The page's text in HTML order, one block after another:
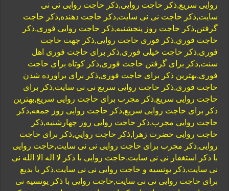
روایی سریع,ذکر حاجت روایی,ذکر حاجت روایی نی نی
سایت,ذکر حاجت نی نی سایت,ذکر حاجت دهنده,ذکر حاجت
گرفتن,ذکر حاجت روز پنجشنبه,ذکر حاجت روایی فوری,ذكر
حاجت فوري,ذکر فوری حاجت روایی,ذکر جهت حاجت
فوری,ذکر حاجت خیلی فوری,ذکر برای حاجت فوری اهل
سنت,ذکر برای گرفتن حاجت فوری,ذکر کوتاه برای حاجت
فوری,بهترین ذکر برای حاجت فوری,ذکر برای براورده شدن
حاجت فوری,ذکر حاجت روایی سریع نی نی سایت,ذکر برای
حاجت روایی سریع,ذکر مجرب برای حاجت روایی سریع,بهترین
ذکر برای حاجت روایی سریع,ذکر حاجت روایی روز جمعه,ذکر
حاجت روایی مجرب,ذکر حاجت روایی روز چهارشنبه,ذکر
حاجت روایی حضرت زهرا,ذكر حاجت روايي,ذکر برای حاجت
روایی,ذکر مجرب برای حاجت روایی نی نی سایت,حاجت روایی
با ذکر استغفار نی نی سایت,حاجت روایی با ذکر لا اله الا الله نی
نی سایت,ذکر یونسیه و حاجت روایی نی نی سایت,ذکر یا بدیع
برای حاجت روایی نی نی سایت,حاجت روایی با ذکر یونسیه نی